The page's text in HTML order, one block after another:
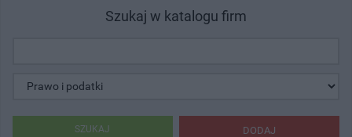
Szukaj w katalogu firm
DODAJ
SZUKAJ